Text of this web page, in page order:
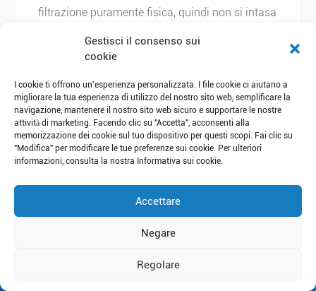
filtrazione puramente fisica, quindi non si intasa
portata di 35-55 m³/h su un raccordo DN80 a
protegge tutte le membrane e le cartucce a valle
e ne prolunga la durata.
È possibile configurare il sistema per la
nostra specifica acqua grezza?
Questo è il nostro normale metodo di lavoro.
processo vengono impostati in base all'analisi
Gestisci il consenso sui
cookie
I cookie ti offrono un'esperienza personalizzata. I file cookie ci aiutano a
migliorare la tua esperienza di utilizzo del nostro sito web, semplificare la
navigazione, mantenere il nostro sito web sicuro e supportare le nostre
attività di marketing. Facendo clic su "Accetta", acconsenti alla
memorizzazione dei cookie sul tuo dispositivo per questi scopi. Fai clic su
"Modifica" per modificare le tue preferenze sui cookie. Per ulteriori
informazioni, consulta la nostra Informativa sui cookie.
Accettare
Negare
Regolare